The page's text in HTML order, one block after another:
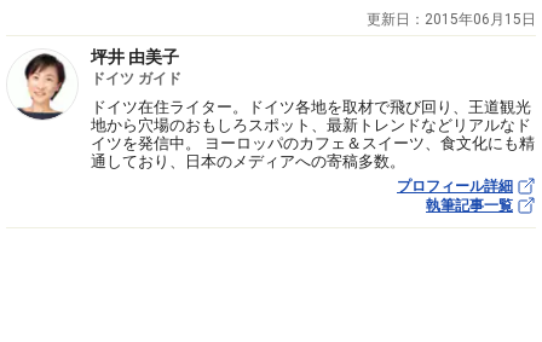
更新日： 2015年06月15日
坪井 由美子
ドイツ ガイド
ドイツ在住ライター。ドイツ各地を取材で飛び回り、王道観光
地から穴場のおもしろスポット、最新トレンドなどリアルなド
イツを発信中。 ヨーロッパのカフェ＆スイーツ、食文化にも精
通しており、日本のメディアへの寄稿多数。
プロフィール詳細
執筆記事一覧